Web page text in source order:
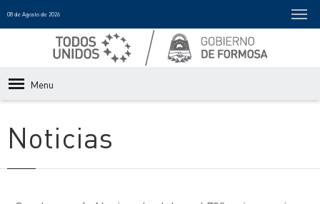
08 de Agosto de 2026
Menu
Noticias